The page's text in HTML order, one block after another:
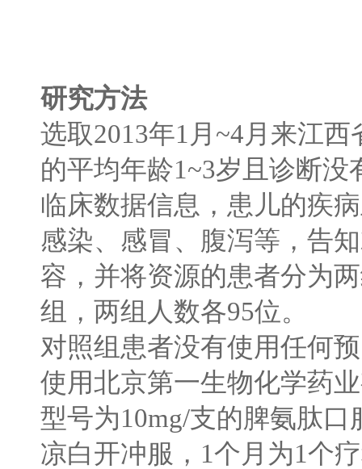
研究方法
选取2013年1 月 ~4月来江西
的平均年龄1~3岁且诊断没
临床数据信息，患儿的疾
感染、感冒、腹泻等，告
容，并将资源的患者分为
组，两组人数各95位。
对照组患者没有使用任何
使用北京第一生物化学药
型号为10mg/支的脾氨肽口
凉白开冲服， 1个月为1个